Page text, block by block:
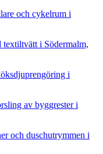
och cykelrum i
i Södermalm,
i
av byggrester i
och duschutrymmen i